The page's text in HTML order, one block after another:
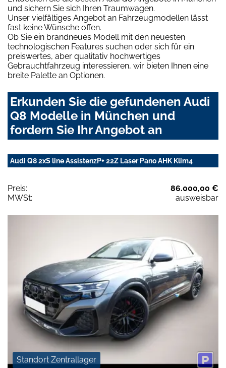
und sichern Sie sich Ihren Traumwagen.
Unser vielfältiges Angebot an Fahrzeugmodellen lässt
fast keine Wünsche offen.
Ob Sie ein brandneues Modell mit den neuesten
technologischen Features suchen oder sich für ein
preiswertes, aber qualitativ hochwertiges
Gebrauchtfahrzeug interessieren, wir bieten Ihnen eine
breite Palette an Optionen.
Erkunden Sie die gefundenen Audi
Q8 Modelle in München und
fordern Sie Ihr Angebot an
Audi Q8 2xS line AssistenzP+ 22Z Laser Pano AHK Klim4
Preis:
86.000,00 €
MWSt:
ausweisbar
Standort Zentrallager